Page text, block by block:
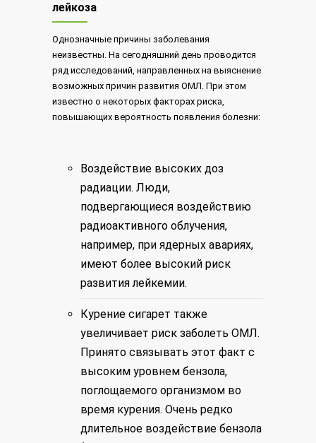
лейкоза
Однозначные причины заболевания
неизвестны. На сегодняшний день проводится
ряд исследований, направленных на выяснение
возможных причин развития ОМЛ. При этом
известно о некоторых факторах риска,
повышающих вероятность появления болезни:
Воздействие высоких доз
радиации. Люди,
подвергающиеся воздействию
радиоактивного облучения,
например, при ядерных авариях,
имеют более высокий риск
развития лейкемии.
Курение сигарет также
увеличивает риск заболеть ОМЛ.
Принято связывать этот факт с
высоким уровнем бензола,
поглощаемого организмом во
время курения. Очень редко
длительное воздействие бензола